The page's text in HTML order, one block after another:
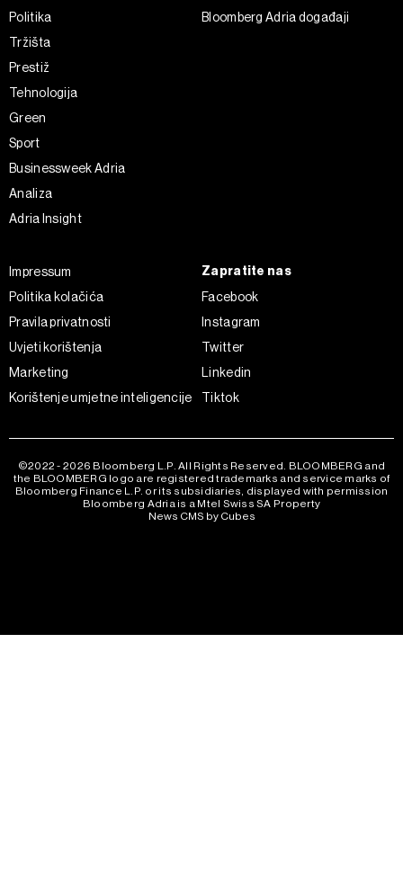
Politika
Tržišta
Prestiž
Tehnologija
Green
Sport
Businessweek Adria
Analiza
Adria Insight
Bloomberg Adria događaji
Impressum
Politika kolačića
Pravila privatnosti
Uvjeti korištenja
Marketing
Korištenje umjetne inteligencije
Zapratite nas
Facebook
Instagram
Twitter
Linkedin
Tiktok
©2022 - 2026 Bloomberg L.P. All Rights Reserved. BLOOMBERG and
the BLOOMBERG logo are registered trademarks and service marks of
Bloomberg Finance L.P. or its subsidiaries, displayed with permission
Bloomberg Adria is a Mtel Swiss SA Property
News CMS by Cubes